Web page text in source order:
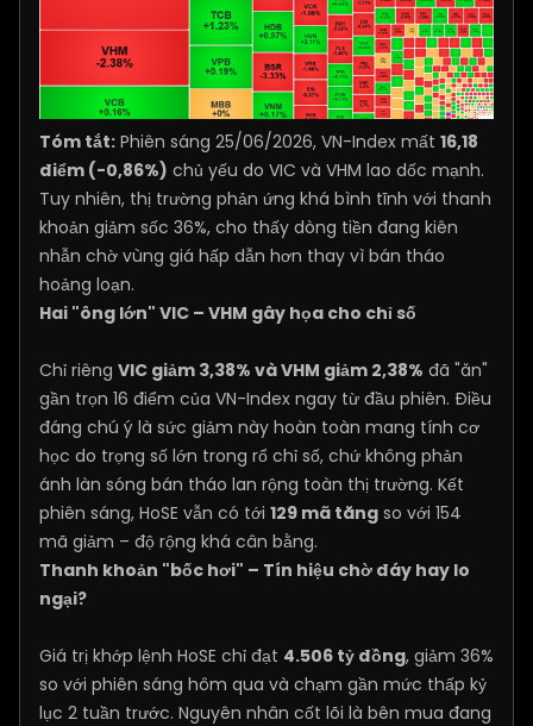
Tóm tắt: Phiên sáng 25/06/2026, VN-Index mất 16,18
điểm (-0,86%) chủ yếu do VIC và VHM lao dốc mạnh.
Tuy nhiên, thị trường phản ứng khá bình tĩnh với thanh
khoản giảm sốc 36%, cho thấy dòng tiền đang kiên
nhẫn chờ vùng giá hấp dẫn hơn thay vì bán tháo
hoảng loạn.
Hai "ông lớn" VIC – VHM gây họa cho chỉ số
Chỉ riêng VIC giảm 3,38% và VHM giảm 2,38% đã "ăn"
gần trọn 16 điểm của VN-Index ngay từ đầu phiên. Điều
đáng chú ý là sức giảm này hoàn toàn mang tính cơ
học do trọng số lớn trong rổ chỉ số, chứ không phản
ánh làn sóng bán tháo lan rộng toàn thị trường. Kết
phiên sáng, HoSE vẫn có tới 129 mã tăng so với 154
mã giảm – độ rộng khá cân bằng.
Thanh khoản "bốc hơi" – Tín hiệu chờ đáy hay lo
ngại?
Giá trị khớp lệnh HoSE chỉ đạt 4.506 tỷ đồng, giảm 36%
so với phiên sáng hôm qua và chạm gần mức thấp kỷ
lục 2 tuần trước. Nguyên nhân cốt lõi là bên mua đang